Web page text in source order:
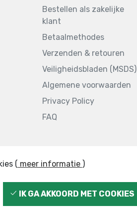
Bestellen als zakelijke
klant
Betaalmethodes
Verzenden & retouren
Veiligheidsbladen (MSDS)
Algemene voorwaarden
Privacy Policy
FAQ
( meer informatie )
IK GA AKKOORD MET COOKIES